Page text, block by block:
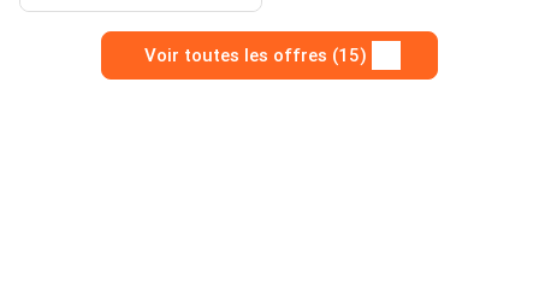
Voir toutes les offres (15)